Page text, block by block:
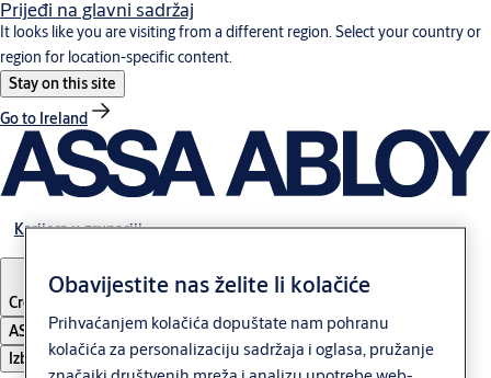
Prijeđi na glavni sadržaj
It looks like you are visiting from a different region. Select your country or
region for location-specific content.
Stay on this site
Go to Ireland
Karijera u grupaciji
Croatia
Hrvatski
ASSA ABLOY Group
Izbornik
Obavijestite nas želite li kolačiće
Prihvaćanjem kolačića dopuštate nam pohranu
kolačića za personalizaciju sadržaja i oglasa, pružanje